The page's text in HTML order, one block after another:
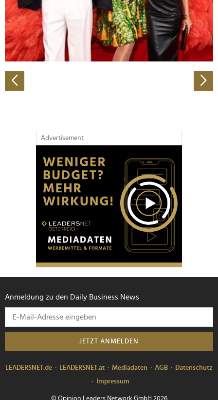
zu können und die Zugriffe auf unsere Website zu
analysieren. Außerdem geben wir Informationen zu Ihrer
Verwendung unserer Website an unsere Partner für
soziale Medien, Werbung und Analysen weiter. Unsere
Partner führen diese Informationen möglicherweise mit
haben oder die sie im Rahmen Ihrer Nutzung der Dienste
gesammelt haben.
Advertisement
Anmeldung zu den Daily Business News
JETZT ANMELDEN
LEADERSNET.de LEADERSNET.at Mediadaten AGB
Datenschutz
Impressum